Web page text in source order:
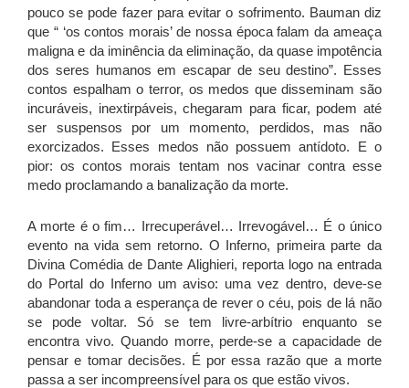
pouco se pode fazer para evitar o sofrimento. Bauman diz
que “ ‘os contos morais’ de nossa época falam da ameaça
maligna e da iminência da eliminação, da quase impotência
dos seres humanos em escapar de seu destino”. Esses
contos espalham o terror, os medos que disseminam são
incuráveis, inextirpáveis, chegaram para ficar, podem até
ser suspensos por um momento, perdidos, mas não
exorcizados. Esses medos não possuem antídoto. E o
pior: os contos morais tentam nos vacinar contra esse
medo proclamando a banalização da morte.
A morte é o fim… Irrecuperável… Irrevogável… É o único
evento na vida sem retorno. O Inferno, primeira parte da
Divina Comédia de Dante Alighieri, reporta logo na entrada
do Portal do Inferno um aviso: uma vez dentro, deve-se
abandonar toda a esperança de rever o céu, pois de lá não
se pode voltar. Só se tem livre-arbítrio enquanto se
encontra vivo. Quando morre, perde-se a capacidade de
pensar e tomar decisões. É por essa razão que a morte
passa a ser incompreensível para os que estão vivos.